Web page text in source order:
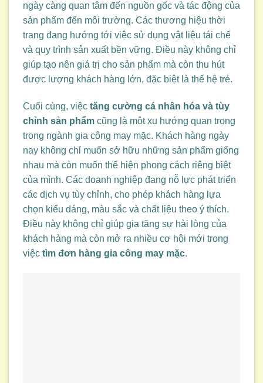
ngày càng quan tâm đến nguồn gốc và tác động của
sản phẩm đến môi trường. Các thương hiệu thời
trang đang hướng tới việc sử dụng vật liệu tái chế
và quy trình sản xuất bền vững. Điều này không chỉ
giúp tạo nên giá trị cho sản phẩm mà còn thu hút
được lượng khách hàng lớn, đặc biệt là thế hệ trẻ.
Cuối cùng, việc tăng cường cá nhân hóa và tùy
chỉnh sản phẩm cũng là một xu hướng quan trọng
trong ngành gia công may mặc. Khách hàng ngày
nay không chỉ muốn sở hữu những sản phẩm giống
nhau mà còn muốn thể hiện phong cách riêng biệt
của mình. Các doanh nghiệp đang nỗ lực phát triển
các dịch vụ tùy chỉnh, cho phép khách hàng lựa
chọn kiểu dáng, màu sắc và chất liệu theo ý thích.
Điều này không chỉ giúp gia tăng sự hài lòng của
khách hàng mà còn mở ra nhiều cơ hội mới trong
việc tìm đơn hàng gia công may mặc.